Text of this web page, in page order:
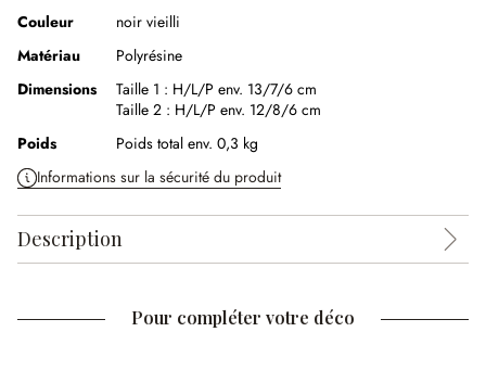
Couleur
noir vieilli
Matériau
Polyrésine
Dimensions
Taille 1 : H/L/P env. 13/7/6 cm
Taille 2 : H/L/P env. 12/8/6 cm
Poids
Poids total env. 0,3 kg
Informations sur la sécurité du produit
Description
Pour compléter votre déco